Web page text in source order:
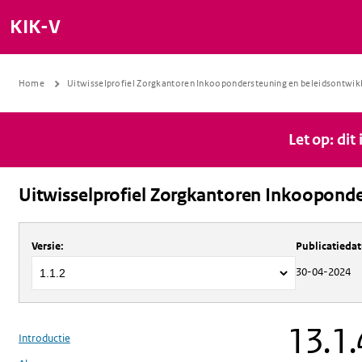
KIK-V
Home Uitwisselprofiel Zorgkantoren Inkoopondersteuning en
Let op: dit
Uitwisselprofiel Zorgkantoren
Over Uitwisselprofiel Zorgkantoren
Versie:
30-04-2024
Introductie